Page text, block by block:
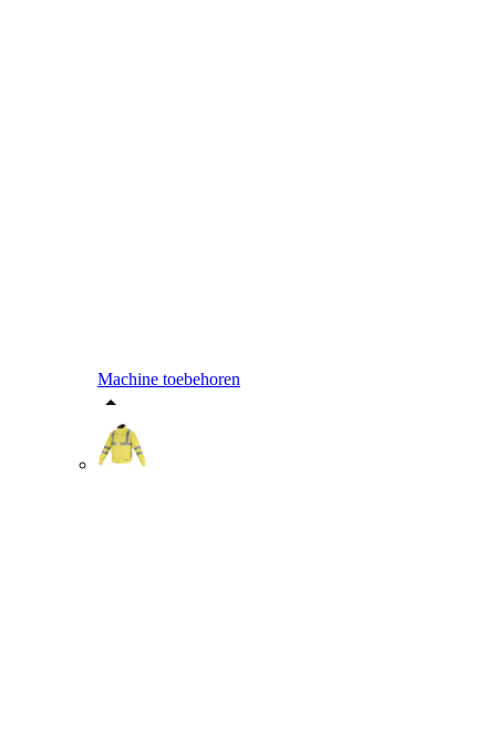
Machine toebehoren